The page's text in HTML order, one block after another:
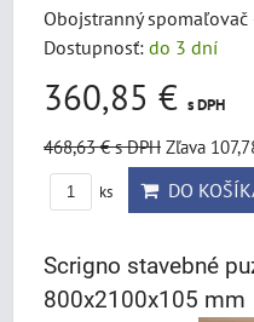
Obojstranný
Dostupnosť: do 3 dní
360,85 € s DPH
468,63 €s DPH Zľava
ks DO
Scrigno stavebné
800x2100x105 mm